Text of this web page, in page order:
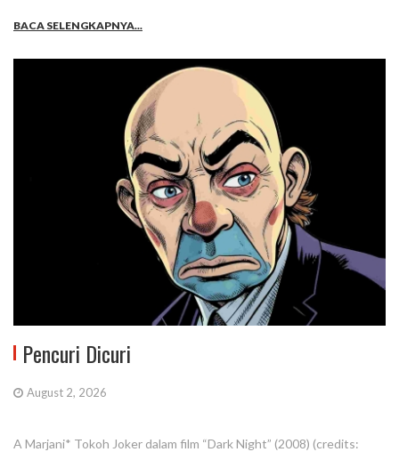
BACA SELENGKAPNYA...
Pencuri Dicuri
August 2, 2026
A Marjani* Tokoh Joker dalam film “Dark Night” (2008) (credits: